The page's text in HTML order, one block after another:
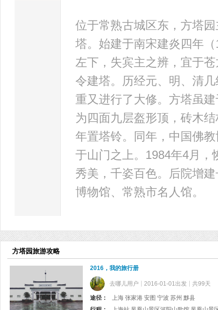
位于常熟古城区东，方塔
塔。始建于南宋建炎四年
左下，失宾主之辨，宜于
令建塔。历经元、明、清
重又进行了大修。方塔虽
为四面九层盔形顶，砖木
年置塔铃。同年，中国佛
于山门之上。1984年4月
秀美，千姿百色。后院增
博物馆、常熟市名人馆。
方塔园旅游攻略
2016，我的旅行册
去哪儿用户 2016-01-01出发 共99天
途径：
上海 张家港 安图 宁波 苏州 黟县